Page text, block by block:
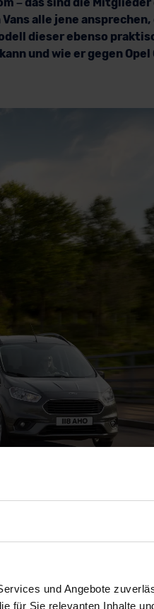
und Angebote
für Sie relevanten Inhalte
alle jene ansprechen,
dieser ebenso
und wie er gegen Opel